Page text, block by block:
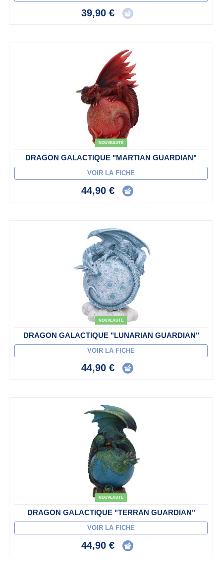
39,90 €
NOUVEAUTÉ
DRAGON GALACTIQUE "MARTIAN GUARDIAN"
VOIR LA FICHE
44,90 €
NOUVEAUTÉ
DRAGON GALACTIQUE "LUNARIAN GUARDIAN"
VOIR LA FICHE
44,90 €
NOUVEAUTÉ
DRAGON GALACTIQUE "TERRAN GUARDIAN"
VOIR LA FICHE
44,90 €